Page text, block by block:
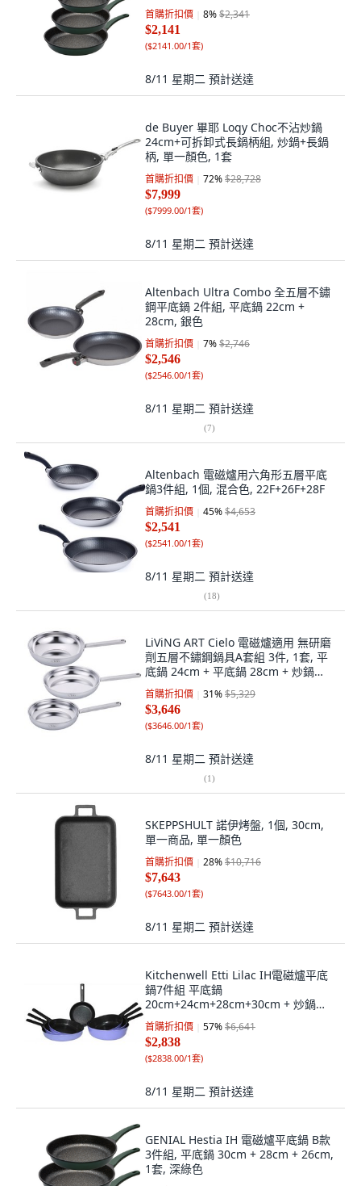
首購折扣價 8%$2,341
$2,141
($2141.00/1套)
8/11 星期二 預計送達
de Buyer 畢耶 Loqy Choc不沾炒鍋
24cm+可拆卸式長鍋柄組, 炒鍋+長鍋
柄, 單一顏色, 1套
首購折扣價 72%$28,728
$7,999
($7999.00/1套)
8/11 星期二 預計送達
Altenbach Ultra Combo 全五層不鏽
鋼平底鍋 2件組, 平底鍋 22cm +
28cm, 銀色
首購折扣價 7%$2,746
$2,546
($2546.00/1套)
8/11 星期二 預計送達
(7)
Altenbach 電磁爐用六角形五層平底
鍋3件組, 1個, 混合色, 22F+26F+28F
首購折扣價 45%$4,653
$2,541
($2541.00/1套)
8/11 星期二 預計送達
(18)
LiViNG ART Cielo 電磁爐適用 無研磨
劑五層不鏽鋼鍋具A套組 3件, 1套, 平
底鍋 24cm + 平底鍋 28cm + 炒鍋
28cm, 單一顏色
首購折扣價 31%$5,329
$3,646
($3646.00/1套)
8/11 星期二 預計送達
(1)
SKEPPSHULT 諾伊烤盤, 1個, 30cm,
單一商品, 單一顏色
首購折扣價 28%$10,716
$7,643
($7643.00/1套)
8/11 星期二 預計送達
Kitchenwell Etti Lilac IH電磁爐平底
鍋7件組 平底鍋
20cm+24cm+28cm+30cm + 炒鍋
24cm+28cm+30cm, 1套, 煎鍋
(20cm、24cm、28cm、30cm）+宮
廷鍋(24cm、28cm、30cm）
首購折扣價 57%$6,641
$2,838
($2838.00/1套)
8/11 星期二 預計送達
GENIAL Hestia IH 電磁爐平底鍋 B款
3件組, 平底鍋 30cm + 28cm + 26cm,
1套, 深綠色